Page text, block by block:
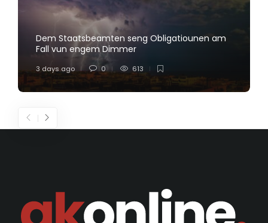
Dem Staatsbeamten seng Obligatiounen am
Fall vun engem Dimmer
3 days ago 0 613